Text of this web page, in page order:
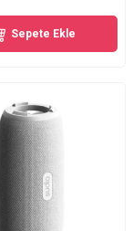
Sepete Ekle